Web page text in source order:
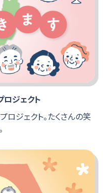
ロジェクト
ロジェクト。たくさんの笑